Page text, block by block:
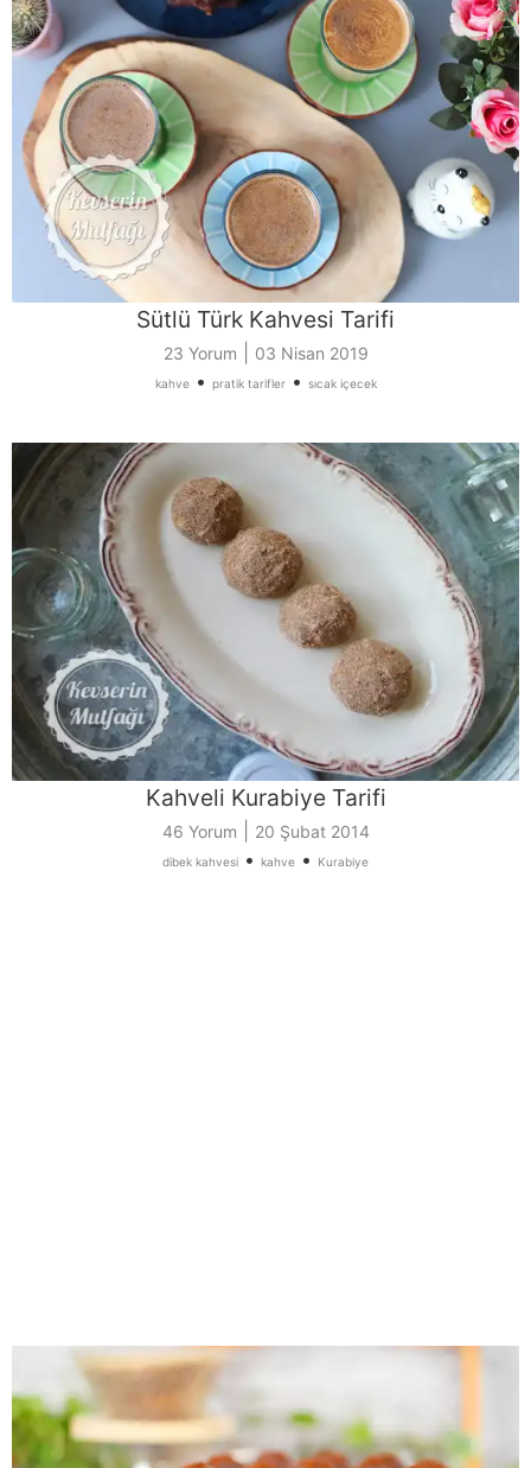
Sütlü Türk Kahvesi Tarifi
23 Yorum 03 Nisan 2019
kahve• pratik tarifler• sıcak içecek
Kahveli Kurabiye Tarifi
46 Yorum 20 Şubat 2014
dibek kahvesi • kahve • Kurabiye